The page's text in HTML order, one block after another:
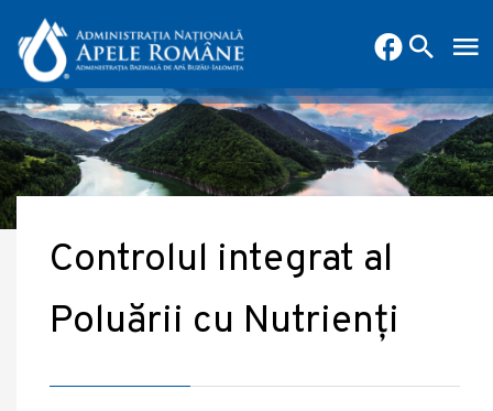
Controlul integrat al
Poluării cu Nutrienți